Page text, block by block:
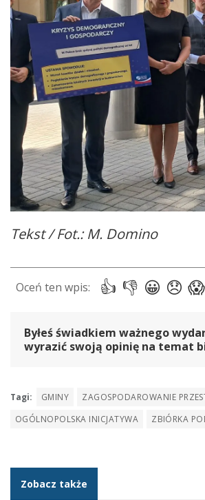
Tekst / Fot.: M. Domino
Byłeś świadkiem ważnego
wyrazić swoją opinię na temat
Tagi: GMINY ZAGOSPODAROWANIE
OGÓLNOPOLSKA INICJATYWA
ZBIÓRKA
Zobacz także